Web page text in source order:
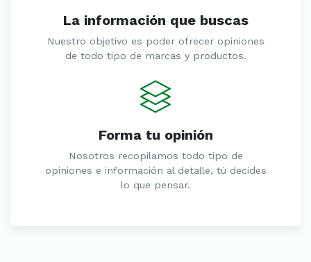
La información que buscas
Nuestro objetivo es poder ofrecer opiniones
de todo tipo de marcas y productos.
Forma tu opinión
Nosotros recopilamos todo tipo de
opiniones e información al detalle, tú decides
lo que pensar.